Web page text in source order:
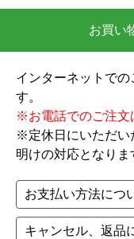
お買い
インターネットで
す。
※お電話でのご注文
※定休日にいただい
明けの対応となりま
お支払い方法につ
キャンセル、返品